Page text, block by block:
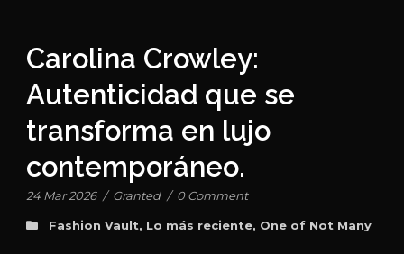
Carolina Crowley:
Autenticidad que se
transforma en lujo
contemporáneo.
24 Mar 2026 / Granted / 0 Comment
Fashion Vault, Lo más reciente, One of Not Many